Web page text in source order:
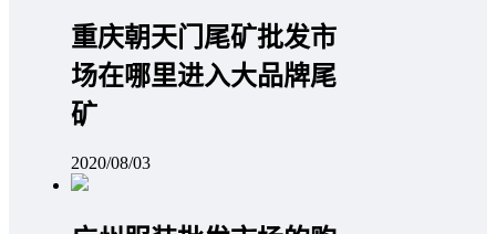
重庆朝天门尾矿批发市
场在哪里进入大品牌尾
矿
2020/08/03